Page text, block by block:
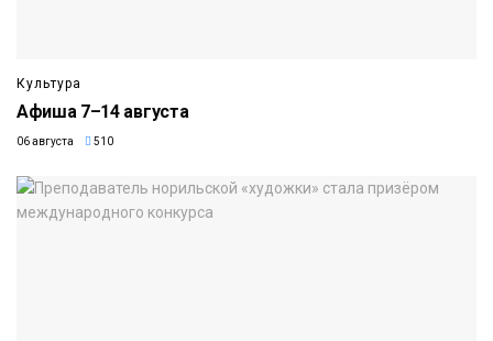
Культура
Афиша 7–14 августа
06 августа 510